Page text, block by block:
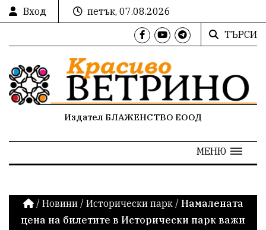
Вход
петък, 07.08.2026
ТЪРСИ
Издател БЛАЖЕНСТВО ЕООД
МЕНЮ
/ Новини / Исторически парк / Намалената
цена на билетите в Исторически парк важи